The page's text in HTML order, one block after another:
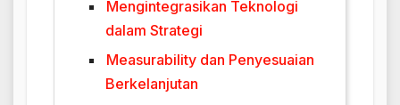
Mengintegrasikan Teknologi
dalam Strategi
Measurability dan Penyesuaian
Berkelanjutan